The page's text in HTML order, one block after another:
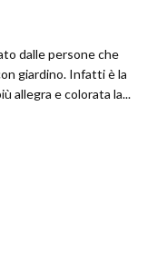
dalle persone che
giardino. Infatti è la
allegra e colorata la...